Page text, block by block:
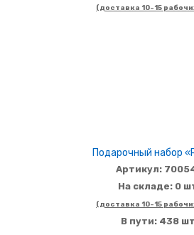
(доставка 10-15
Подарочный набор
Артикул:
На складе: 0
(доставка 10-15
В пути: 438